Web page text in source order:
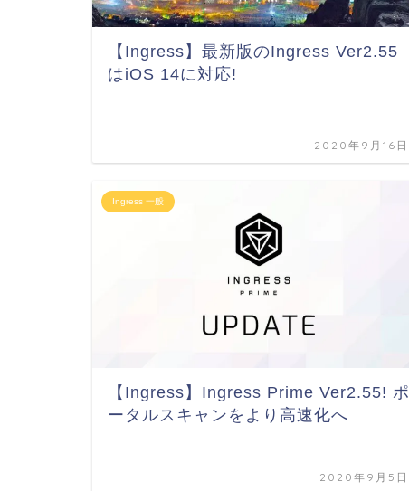
【Ingress】最新版のIngress Ver2.55
はiOS 14に対応!
2020年9月16日
Ingress 一般
【Ingress】Ingress Prime Ver2.55! ポ
ータルスキャンをより高速化へ
2020年9月5日